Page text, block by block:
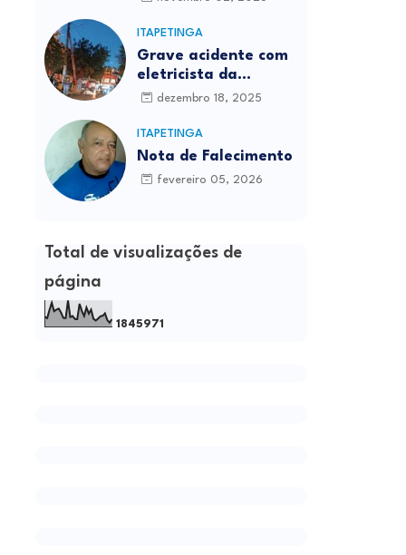
ITAPETINGA
Grave acidente com
eletricista da
Prefeitura é
Itapetinga
dezembro 18, 2025
ITAPETINGA
Nota de Falecimento
fevereiro 05, 2026
Total de visualizações de
página
1 845971